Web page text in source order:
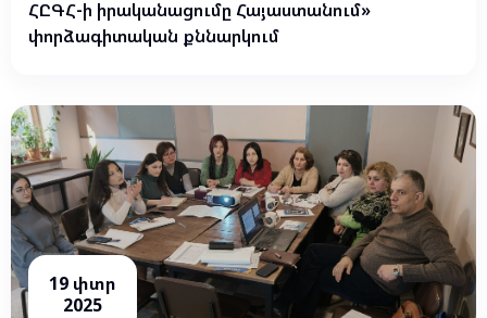
ՀԸԳՀ-ի իրականացումը Հայաստանում»
փորձագիտական քննարկում
19 փտր
2025